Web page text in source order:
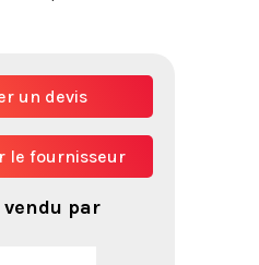
un devis
le fournisseur
par